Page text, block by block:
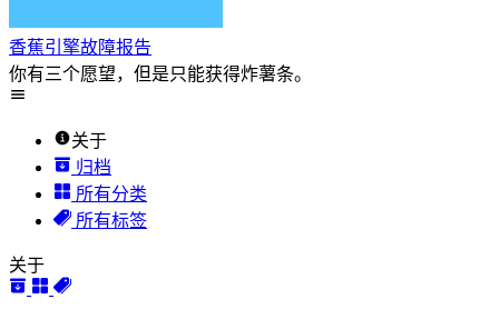
香蕉引擎故障报告
你有三个愿望，但是只能获得炸薯条。
关于
归档
所有分类
所有标签
关于